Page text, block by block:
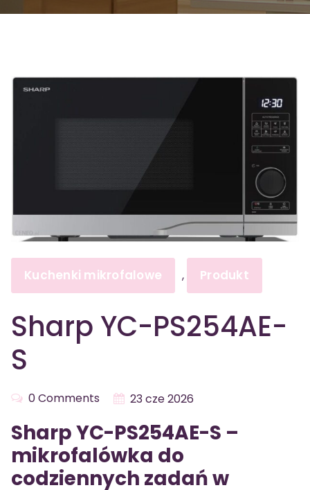
Kuchenki mikrofalowe , Produkt
Sharp YC-PS254AE-
S
0 Comments 23 cze 2026
Sharp YC-PS254AE-S –
mikrofalówka do
codziennych zadań w